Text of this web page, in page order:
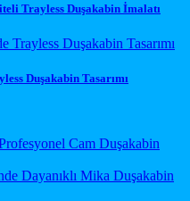
Trayless Duşakabin İmalatı
Duşakabin Tasarımı
Cam Duşakabin
Dayanıklı Mika Duşakabin